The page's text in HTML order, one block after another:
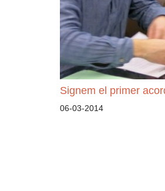
Signem el primer
06-03-2014